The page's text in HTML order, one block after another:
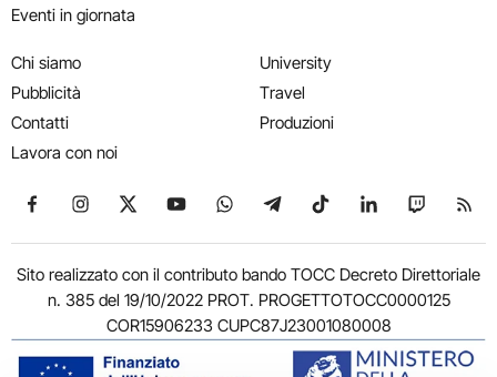
Eventi in giornata
Chi siamo
Pubblicità
Contatti
Lavora con noi
University
Travel
Produzioni
Seguici su Facebook
Seguici su Instagram
Seguici su X
Seguici su YouTube
Seguici su WhatsApp
Seguici su Telegram
Seguici su TikTok
Seguici su
Seguici
Sito realizzato con il contributo bando TOCC Decreto Direttoriale
n. 385 del 19/10/2022 PROT. PROGETTOTOCC0000125
COR15906233 CUPC87J23001080008